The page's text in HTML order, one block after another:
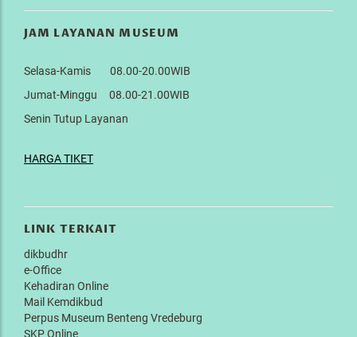
JAM LAYANAN MUSEUM
Selasa-Kamis 08.00-20.00WIB
Jumat-Minggu 08.00-21.00WIB
Senin Tutup Layanan
HARGA TIKET
LINK TERKAIT
dikbudhr
e-Office
Kehadiran Online
Mail Kemdikbud
Perpus Museum Benteng Vredeburg
SKP Online